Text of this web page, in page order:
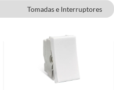
Tomadas e Interruptores